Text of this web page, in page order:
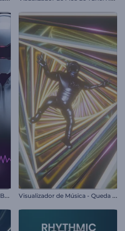
V
isualizador de Música Cyber Beats V
isualizador de Música - Queda em Loop